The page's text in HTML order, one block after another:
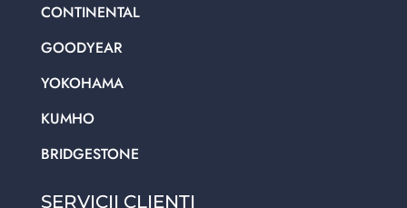
CONTINENTAL
GOODYEAR
YOKOHAMA
KUMHO
BRIDGESTONE
SERVICII CLIENTI